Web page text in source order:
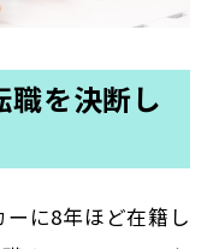
職を決断し
ーに8年ほど在籍し